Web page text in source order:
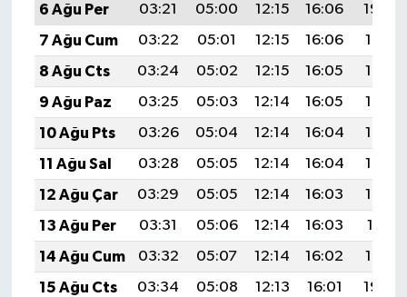
6 Ağu Per
03:21 05:00 12:15 16:06
19:20
7 Ağu Cum
03:22 05:01 12:15 16:06
19:19
8 Ağu Cts
03:24 05:02 12:15 16:05
19:17
9 Ağu Paz
03:25 05:03 12:14 16:05
19:16
10 Ağu Pts
03:26 05:04 12:14 16:04
19:15
11 Ağu Sal
03:28 05:05 12:14 16:04
19:14
12 Ağu Çar
03:29 05:05 12:14 16:03
19:13
13 Ağu Per
03:31 05:06 12:14 16:03
19:11
14 Ağu Cum
03:32 05:07 12:14 16:02
19:10
15 Ağu Cts
03:34 05:08 12:13 16:01
19:09